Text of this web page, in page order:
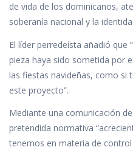
de vida de los dominicanos,
soberanía nacional y la
El líder perredeísta añadió que
pieza haya sido sometida por
las fiestas navideñas, como si
este proyecto”.
Mediante una comunicación
pretendida normativa
tenemos en materia de